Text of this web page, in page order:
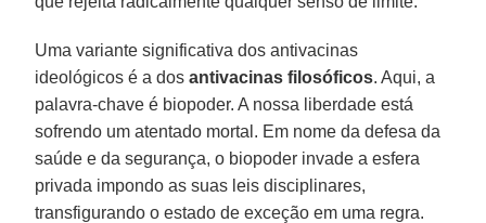
Uma variante significativa dos antivacinas
ideológicos é a dosantivacinas filosóficos. Aqui, a
palavra-chave é biopoder. A nossa liberdade está
sofrendo um atentado mortal. Em nome da defesa da
saúde e da segurança, o biopoder invade a esfera
privada impondo as suas leis disciplinares,
transfigurando o estado de exceção em uma regra.